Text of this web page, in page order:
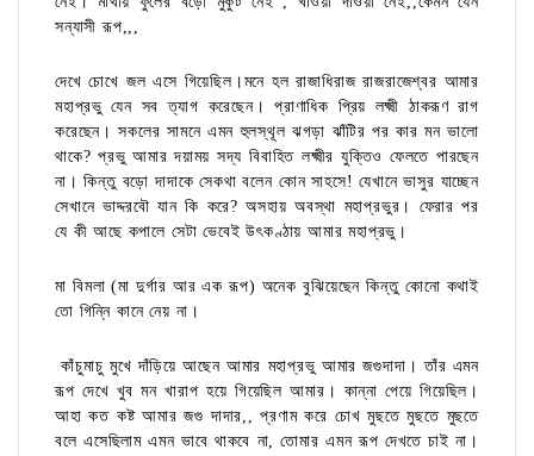
সন্যাসী রূপ,,,
দেখে চোখে জল এসে গিয়েছিল।মনে হল রাজাধিরাজ রাজরাজেশ্বর আমার
মহাপ্রভু যেন সব ত্যাগ করেছেন। প্রাণাধিক প্রিয় লক্ষ্মী ঠাকরূণ রাগ
করেছেন। সকলের সামনে এমন হুলস্থূল ঝগড়া ঝাঁটির পর কার মন ভালো
থাকে? প্রভু আমার দয়াময় সদ্য বিবাহিত লক্ষ্মীর যুক্তিও ফেলতে পারছেন
না। কিন্তু বড়ো দাদাকে সেকথা বলেন কোন সাহসে! যেখানে ভাসুর যাচ্ছেন
সেখানে ভাদ্দরবৌ যান কি করে? অসহায় অবস্থা মহাপ্রভুর। ফেরার পর
যে কী আছে কপালে সেটা ভেবেই উৎকণ্ঠায় আমার মহাপ্রভু।
মা বিমলা (মা দুর্গার আর এক রূপ) অনেক বুঝিয়েছেন কিন্তু কোনো কথাই
তো গিন্নি কানে নেয় না।
কাঁচুমাচু মুখে দাঁড়িয়ে আছেন আমার মহাপ্রভু আমার জগুদাদা। তাঁর এমন
রূপ দেখে খুব মন খারাপ হয়ে গিয়েছিল আমার। কান্না পেয়ে গিয়েছিল।
আহা কত কষ্ট আমার জগু দাদার,, প্রণাম করে চোখ মুছতে মুছতে মুছতে
বলে এসেছিলাম এমন ভাবে থাকবে না, তোমার এমন রূপ দেখতে চাই না।